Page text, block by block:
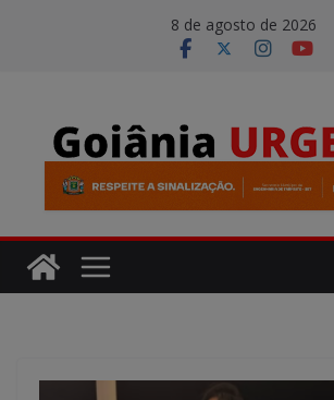
8 de agosto de 2026
modal-check